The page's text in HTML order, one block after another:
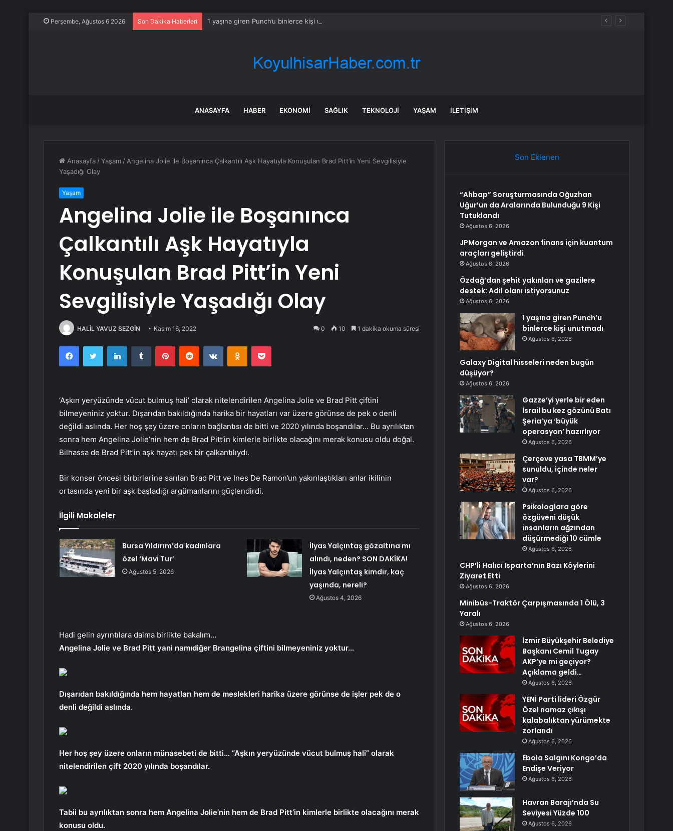
Perşembe, Ağustos 6 2026 Son Dakika Haberleri 1 yaşına giren Punch’u binlerce kişi unutmadı
ANASAYFA HABER EKONOMI SAĞLIK TEKNOLOJI YAŞAM İLETIŞIM
Anasayfa /Yaşam / Angelina Jolie ile Boşanınca Çalkantılı Aşk Hayatıyla Konuşulan Brad Pitt’in Yeni Sevgilisiyle
Yaşadığı Olay
Yaşam
Angelina Jolie ile Boşanınca
Çalkantılı Aşk Hayatıyla
Konuşulan Brad Pitt’in Yeni
Sevgilisiyle Yaşadığı Olay
HALİL YAVUZ SEZGİN Kasım 16, 2022 0 10 1 dakika okuma süresi
FacebookTwitter LinkedInTumblr PinterestReddit VKontakteOdnoklassniki
Pocket
‘Aşkın yeryüzünde vücut bulmuş hali’ olarak nitelendirilen Angelina Jolie ve Brad Pitt çiftini
bilmeyeniniz yoktur. Dışarıdan bakıldığında harika bir hayatları var üzere görünse de pek o denli
değildi aslında. Her hoş şey üzere onların bağlantısı de bitti ve 2020 yılında boşandılar… Bu ayrılıktan
sonra hem Angelina Jolie’nin hem de Brad Pitt’in kimlerle birlikte olacağını merak konusu oldu doğal.
Bilhassa de Brad Pitt’in aşk hayatı pek bir çalkantılıydı.
Bir konser öncesi birbirlerine sarılan Brad Pitt ve Ines De Ramon’un yakınlaştıkları anlar ikilinin
ortasında yeni bir aşk başladığı argümanlarını güçlendirdi.
İlgili Makaleler
Bursa Yıldırım’da kadınlara
özel ‘Mavi Tur’
Ağustos 5, 2026
İlyas Yalçıntaş gözaltına mı
alındı, neden? SON DAKİKA!
İlyas Yalçıntaş kimdir, kaç
yaşında, nereli?
Ağustos 4, 2026
Hadi gelin ayrıntılara daima birlikte bakalım…
Angelina Jolie ve Brad Pitt yani namıdiğer Brangelina çiftini bilmeyeniniz yoktur…
Dışarıdan bakıldığında hem hayatları hem de meslekleri harika üzere görünse de işler pek de o
denli değildi aslında.
Her hoş şey üzere onların münasebeti de bitti… “Aşkın yeryüzünde vücut bulmuş hali” olarak
nitelendirilen çift 2020 yılında boşandılar.
Tabii bu ayrılıktan sonra hem Angelina Jolie’nin hem de Brad Pitt’in kimlerle birlikte olacağını merak
konusu oldu.
Son Eklenen
“Ahbap” Soruşturmasında Oğuzhan
Uğur’un da Aralarında Bulunduğu 9 Kişi
Tutuklandı
Ağustos 6, 2026
JPMorgan ve Amazon finans için kuantum
araçları geliştirdi
Ağustos 6, 2026
Özdağ’dan şehit yakınları ve gazilere
destek: Adil olanı istiyorsunuz
Ağustos 6, 2026
1 yaşına giren Punch’u
binlerce kişi unutmadı
Ağustos 6, 2026
Galaxy Digital hisseleri neden bugün
düşüyor?
Ağustos 6, 2026
Gazze’yi yerle bir eden
İsrail bu kez gözünü Batı
Şeria’ya ‘büyük
operasyon’ hazırlıyor
Ağustos 6, 2026
Çerçeve yasa TBMM’ye
sunuldu, içinde neler
var?
Ağustos 6, 2026
Psikologlara göre
özgüveni düşük
insanların ağzından
düşürmediği 10 cümle
Ağustos 6, 2026
CHP’li Halıcı Isparta’nın Bazı Köylerini
Ziyaret Etti
Ağustos 6, 2026
Minibüs-Traktör Çarpışmasında 1 Ölü, 3
Yaralı
Ağustos 6, 2026
İzmir Büyükşehir Belediye
Başkanı Cemil Tugay
AKP’ye mi geçiyor?
Açıklama geldi…
Ağustos 6, 2026
YENİ Parti lideri Özgür
Özel namaz çıkışı
kalabalıktan yürümekte
zorlandı
Ağustos 6, 2026
Ebola Salgını Kongo’da
Endişe Veriyor
Ağustos 6, 2026
Havran Barajı’nda Su
Seviyesi Yüzde 100
Ağustos 6, 2026